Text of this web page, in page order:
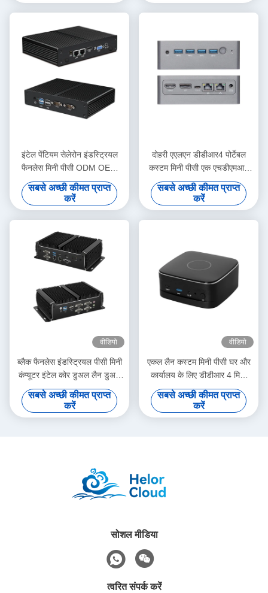
इंटेल पेंटियम सेलेरोन इंडस्ट्रियल
फैनलेस मिनी पीसी ODM OEM
अनुकूलन का समर्थन करता है
सबसे अच्छी कीमत प्राप्त
करें
दोहरी एएलएन डीडीआर4 पोर्टेबल
कस्टम मिनी पीसी एक एचडीएमआई
दोहरी बैंड वाईफाई और टीएफ स्लॉट
के साथ
सबसे अच्छी कीमत प्राप्त
करें
वीडियो
ब्लैक फैनलेस इंडस्ट्रियल पीसी मिनी
कंप्यूटर इंटेल कोर डुअल लैन डुअल
डिस्प्ले असिंक्रोनस आउटपुट
1135G7U
सबसे अच्छी कीमत प्राप्त
करें
वीडियो
एकल लैन कस्टम मिनी पीसी घर और
कार्यालय के लिए डीडीआर 4 मिनी
गेमिंग पीसी
सबसे अच्छी कीमत प्राप्त
करें
सोशल मीडिया
त्वरित संपर्क करें